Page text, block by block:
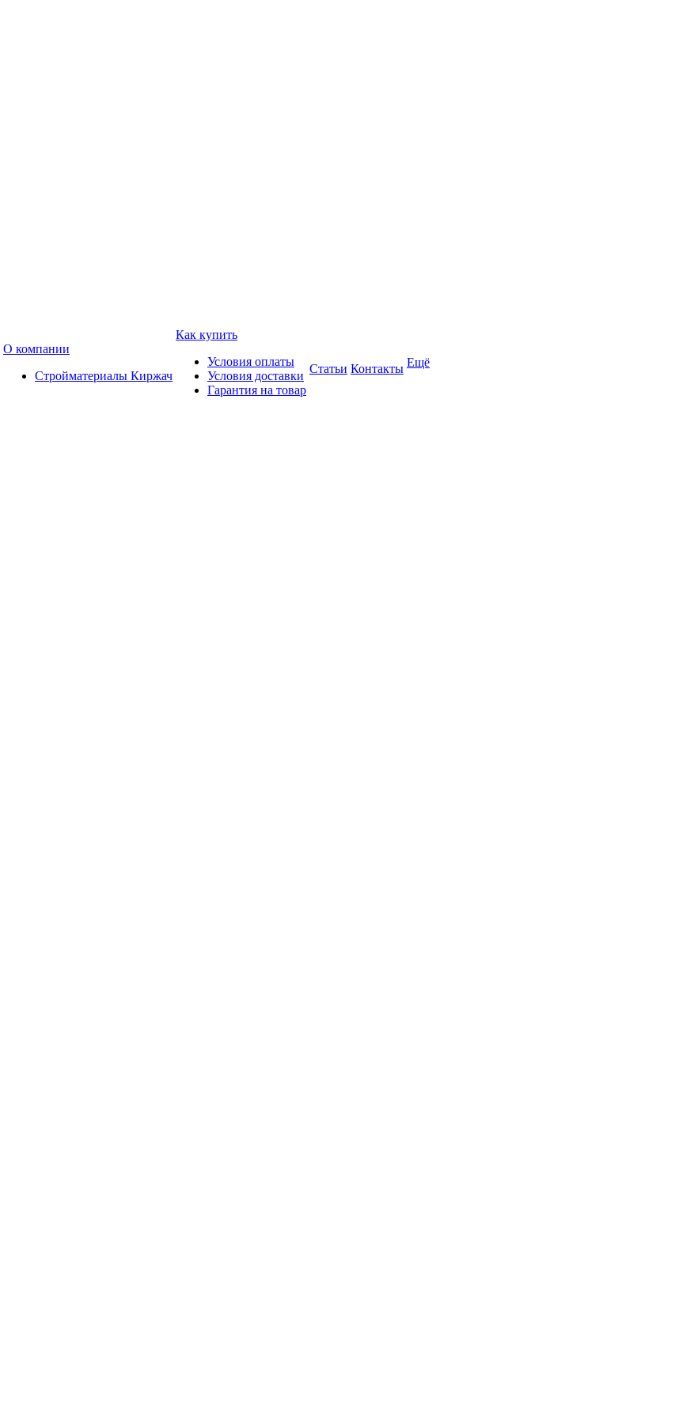
О компании
Стройматериалы Киржач
Как купить
Условия оплаты
Условия доставки
Гарантия на товар
Статьи Контакты Ещё